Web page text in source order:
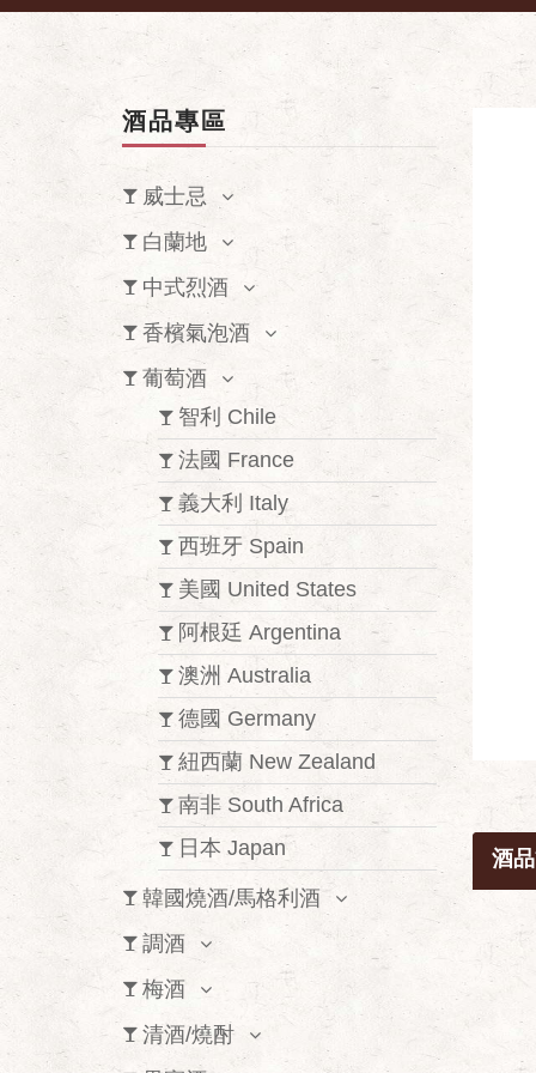
酒品專區
威士忌
白蘭地
中式烈酒
香檳氣泡酒
葡萄酒
智利 Chile
法國 France
義大利 Italy
西班牙 Spain
美國 United States
阿根廷 Argentina
澳洲 Australia
德國 Germany
紐西蘭 New Zealand
南非 South Africa
日本 Japan
韓國燒酒/馬格利酒
調酒
梅酒
清酒/燒酎
酒